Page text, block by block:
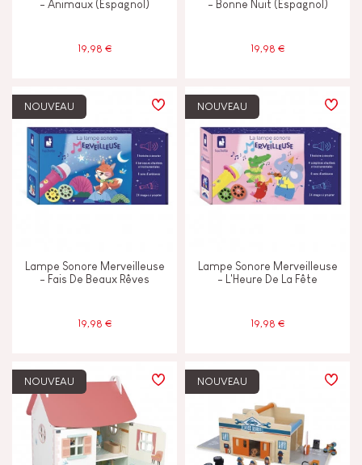
4-5 4 - 5 ans
6-7 6 - 7 ans
-2 Moins de 2 ans
- Animaux (Espagnol)
19,98 €
- Bonne Nuit (Espagnol)
19,98 €
NOUVEAU
Lampe Sonore Merveilleuse
- Fais De Beaux Rêves
19,98 €
NOUVEAU
Lampe Sonore Merveilleuse
- L'Heure De La Fête
19,98 €
NOUVEAU NOUVEAU